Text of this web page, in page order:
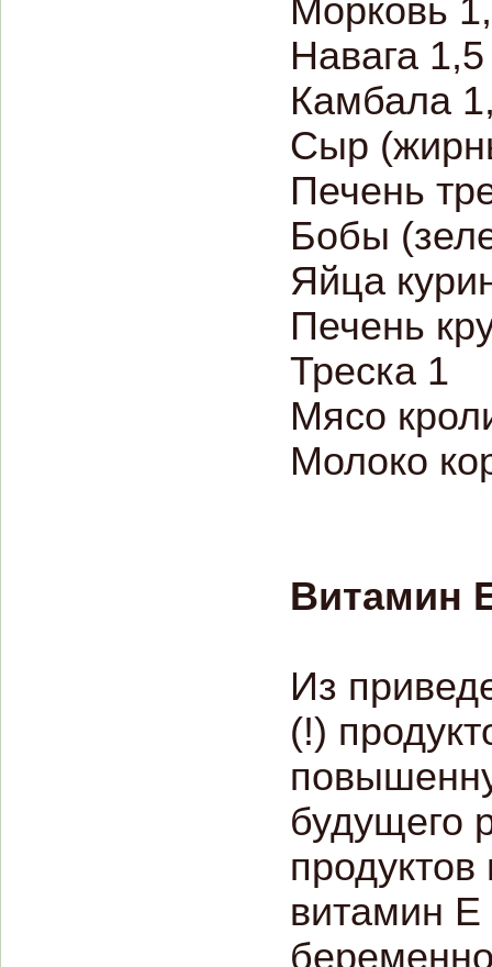
Морковь
Навага 1,5
Камбала
Сыр
Печень
Бобы
Яйца
Печень
Треска 1
Мясо
Молоко
Витамин
Из
(!)
будущего
витамин Е